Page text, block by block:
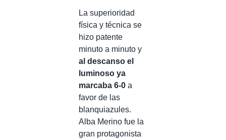
La superioridad
física y técnica se
hizo patente
minuto a minuto y
al descanso el
luminoso ya
marcaba 6-0 a
favor de las
blanquiazules.
Alba Merino fue la
gran protagonista